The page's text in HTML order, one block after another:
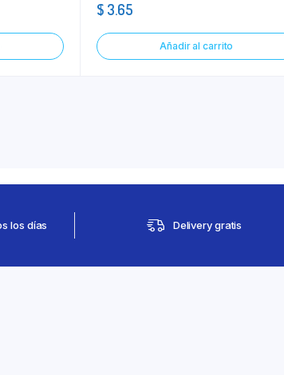
$ 3.65
Añadir al carrito
los días Delivery gratis